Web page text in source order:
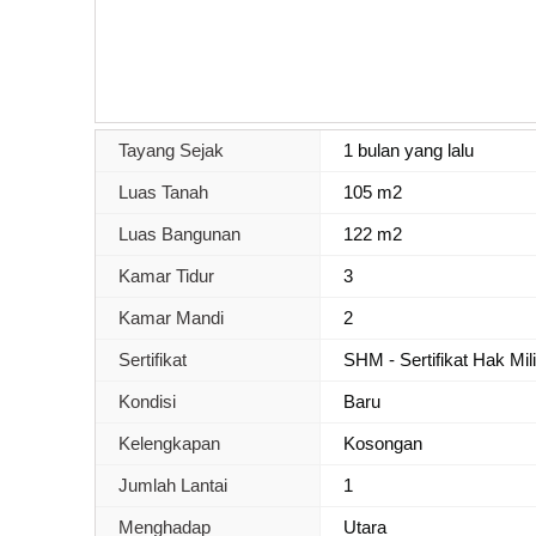
Tayang Sejak 1 bulan yang lalu
Luas Tanah 105 m2
Luas Bangunan 122 m2
Kamar Tidur 3
Kamar Mandi 2
Sertifikat SHM - Sertifikat Hak
Kondisi Baru
Kelengkapan Kosongan
Jumlah Lantai 1
Menghadap Utara